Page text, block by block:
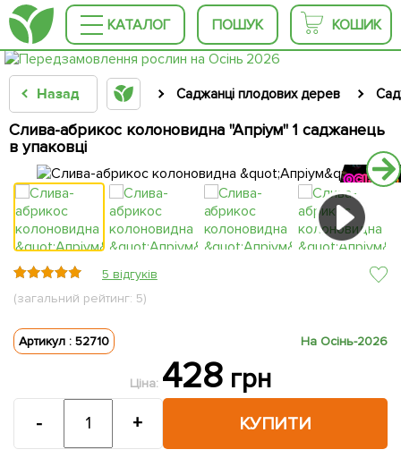
КАТАЛОГ ПОШУК КОШИК
Назад Саджанці плодових дерев
Слива-абрикос колоновидна "Апріум" 1 саджанець
в упаковці
5 відгуків
(загальний рейтинг: 5)
Артикул : 52710 На Осінь-2026
Ціна: 428грн
КУПИТИ
- +